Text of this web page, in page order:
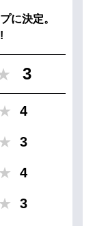
に決定。
3
4
3
4
3